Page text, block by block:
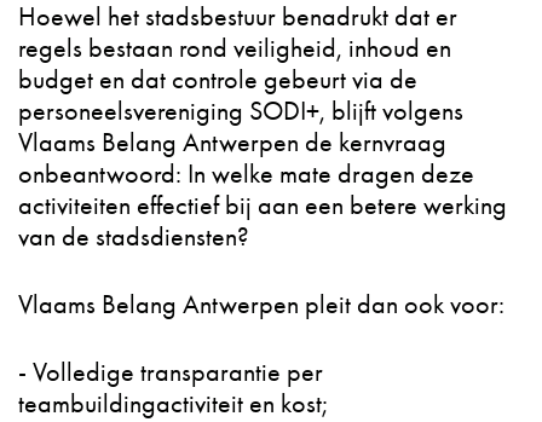
Hoewel het stadsbestuur benadrukt dat er
regels bestaan rond veiligheid, inhoud en
budget en dat controle gebeurt via de
personeelsvereniging SODI+, blijft volgens
Vlaams Belang Antwerpen de kernvraag
onbeantwoord: In welke mate dragen deze
activiteiten effectief bij aan een betere werking
van de stadsdiensten?
Vlaams Belang Antwerpen pleit dan ook voor:
- Volledige transparantie per
teambuildingactiviteit en kost;